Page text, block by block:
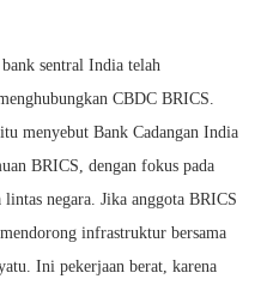
sentral India telah
CBDC BRICS.
menyebut Bank Cadangan India
BRICS, dengan fokus pada
lintas negara. Jika anggota BRICS
infrastruktur bersama
Ini pekerjaan berat, karena